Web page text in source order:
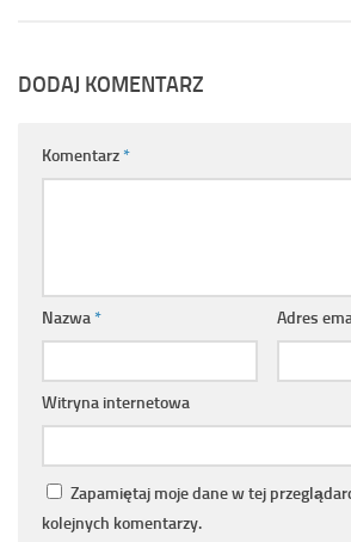
DODAJ KOMENTARZ
Komentarz*
Nazwa* Adres
Witryna internetowa
Zapamiętaj moje dane w tej
kolejnych komentarzy.